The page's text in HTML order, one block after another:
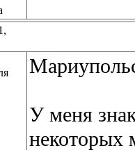
У меня
некоторых